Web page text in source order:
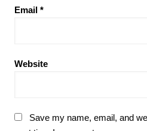
Email *
Website
Save my name, email, and